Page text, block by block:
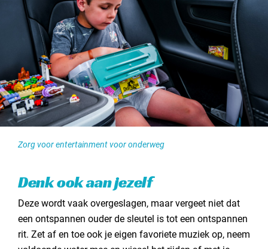
Zorg voor entertainment voor onderweg
Denk ook aan jezelf
Deze wordt vaak overgeslagen, maar vergeet niet dat
een ontspannen ouder de sleutel is tot een ontspannen
rit. Zet af en toe ook je eigen favoriete muziek op, neem